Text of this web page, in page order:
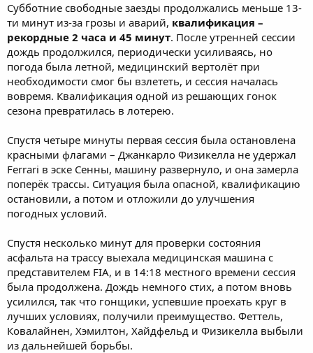
Субботние свободные заезды продолжались меньше 13-
ти минут из-за грозы и аварий, квалификация –
рекордные 2 часа и 45 минут. После утренней сессии
дождь продолжился, периодически усиливаясь, но
погода была летной, медицинский вертолёт при
необходимости смог бы взлететь, и сессия началась
вовремя. Квалификация одной из решающих гонок
сезона превратилась в лотерею.
Спустя четыре минуты первая сессия была остановлена
красными флагами – Джанкарло Физикелла не удержал
Ferrari в эске Сенны, машину развернуло, и она замерла
поперёк трассы. Ситуация была опасной, квалификацию
остановили, а потом и отложили до улучшения
погодных условий.
Спустя несколько минут для проверки состояния
асфальта на трассу выехала медицинская машина с
представителем FIA, и в 14:18 местного времени сессия
была продолжена. Дождь немного стих, а потом вновь
усилился, так что гонщики, успевшие проехать круг в
лучших условиях, получили преимущество. Феттель,
Ковалайнен, Хэмилтон, Хайдфельд и Физикелла выбыли
из дальнейшей борьбы.